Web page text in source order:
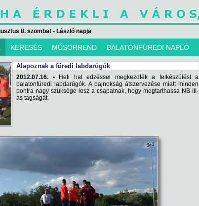
8. szombat - László napja
KERESÉS MŰSORREND BALATONFÜREDI NAPLÓ
Alapoznak a füredi labdarúgók
2012.07.16. •Heti hat edzéssel megkezdték a felkészülést a
balatonfüredi labdarúgók. A bajnokság átszervezése miatt minden
pontra nagy szüksége lesz a csapatnak, hogy megtarthassa NB III-
as tagságát.